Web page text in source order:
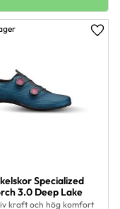
Specialized
3.0 Deep Lake
kraft och hög komfort